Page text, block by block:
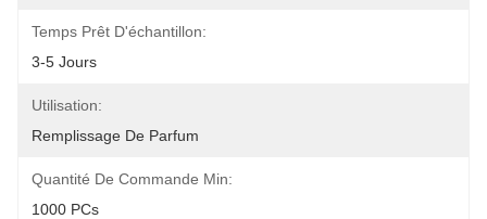
Temps Prêt D'échantillon:
3-5 Jours
Utilisation:
Remplissage De Parfum
Quantité De Commande Min:
1000 PCs